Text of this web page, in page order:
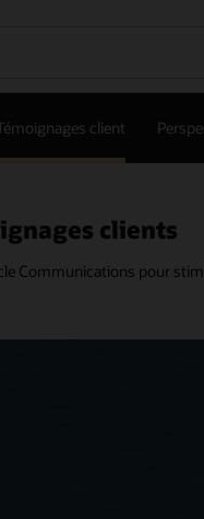
client
clients
Communications pour